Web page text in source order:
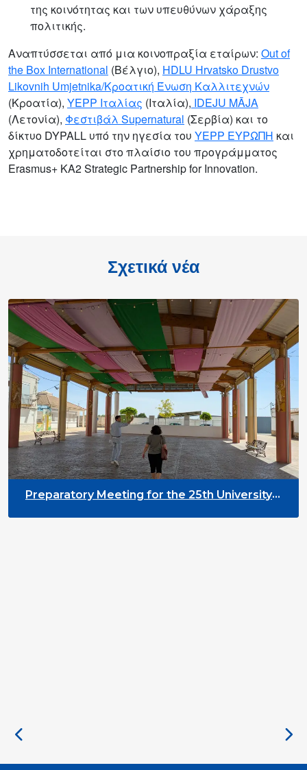
της κοινότητας και των υπευθύνων χάραξης
πολιτικής.
Αναπτύσσεται από μια κοινοπραξία εταίρων: Out of
the Box International (Βέλγιο), HDLU Hrvatsko Drustvo
Likovnih Umjetnika/Κροατική Ένωση Καλλιτεχνών
(Κροατία), YEPP Ιταλίας (Ιταλία), IDEJU MĀJA
(Λετονία), Φεστιβάλ Supernatural (Σερβία) και το
δίκτυο DYPALL υπό την ηγεσία του YEPP ΕΥΡΩΠΗ και
χρηματοδοτείται στο πλαίσιο του προγράμματος
Erasmus+ KA2 Strategic Partnership for Innovation.
Σχετικά νέα
Preparatory Meeting for the 25th University